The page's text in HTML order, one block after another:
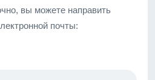
вы можете направить
почты: